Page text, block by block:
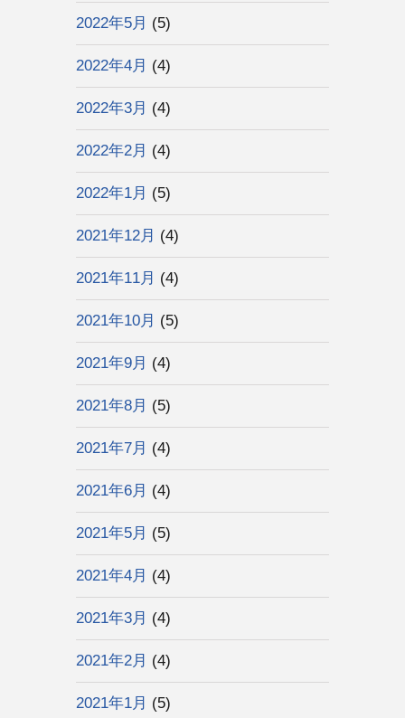
2022年5月 (5)
2022年4月 (4)
2022年3月 (4)
2022年2月 (4)
2022年1月 (5)
2021年12月 (4)
2021年11月 (4)
2021年10月 (5)
2021年9月 (4)
2021年8月 (5)
2021年7月 (4)
2021年6月 (4)
2021年5月 (5)
2021年4月 (4)
2021年3月 (4)
2021年2月 (4)
2021年1月 (5)